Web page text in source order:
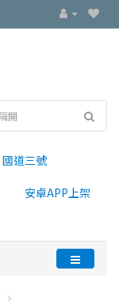
國道三號
安卓APP上架